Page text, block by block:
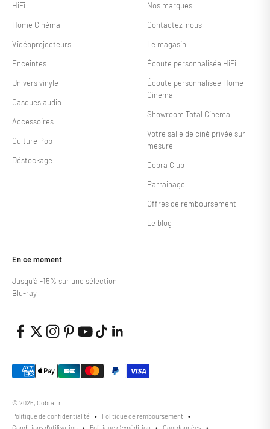
HiFi
Home Cinéma
Vidéoprojecteurs
Enceintes
Univers vinyle
Casques audio
Accessoires
Culture Pop
Déstockage
Nos marques
Contactez-nous
Le magasin
Écoute personnalisée HiFi
Écoute personnalisée Home
Cinéma
Showroom Total Cinema
Votre salle de ciné privée sur
mesure
Cobra Club
Parrainage
Offres de remboursement
Le blog
En ce moment
Jusqu'à -15% sur une sélection
Blu-ray
© 2026, Cobra.fr.
Politique de confidentialité
Politique de remboursement